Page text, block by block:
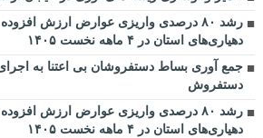
رشد ۸۰ درصدی واریزی عوارض ارزش
دهیاری‌های استان در ۴ ماهه نخست ۱۴۰۵
جمع آوری بساط دستفروشان بی اعتنا به
دستفروش
رشد ۸۰ درصدی واریزی عوارض ارزش
دهیاری‌های استان در ۴ ماهه نخست ۱۴۰۵